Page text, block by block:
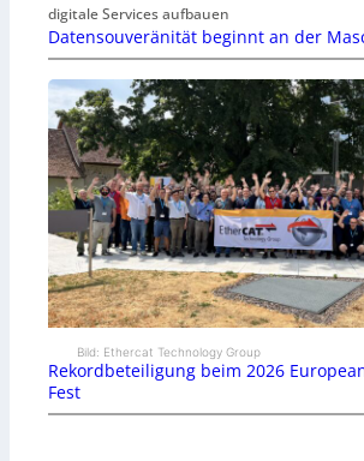
digitale Services aufbauen
Datensouveränität beginnt an der
Bild: Ethercat Technology Group
Rekordbeteiligung beim 2026
Fest